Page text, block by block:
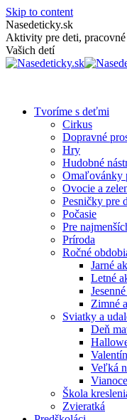
Skip to content
Nasedeticky.sk
Aktivity pre deti,
Vašich detí
Tvoríme s deťmi
Cirkus
Dopravné
Hry
Hudobné
Omaľovánky
Ovocie a
Pesničky pre
Počasie
Pre
Príroda
Ročné
Jarné
Letné
Zimné
Sviatky a
Deň
Valentín
Veľká
Vianoce
Škola
Zvieratká